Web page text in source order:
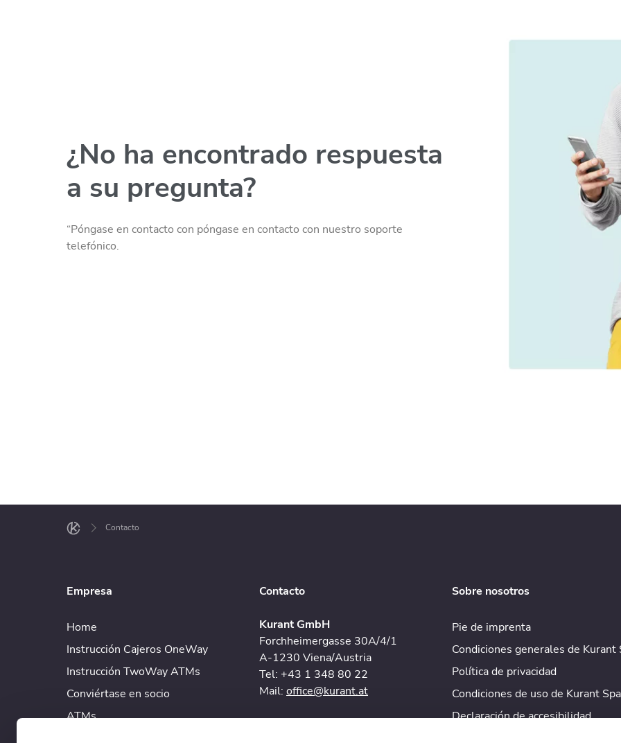
¿No ha encontrado respuesta
a su pregunta?
“Póngase en contacto con póngase en contacto con nuestro soporte
telefónico.
Contacto
Empresa
Home
Instrucción Cajeros OneWay
Instrucción TwoWay ATMs
Conviértase en socio
ATMs
Contacto
Kurant GmbH
Forchheimergasse 30A/4/1
A-1230 Viena/Austria
Tel: +43 1 348 80 22
Mail: office@kurant.at
Sobre nosotros
Pie de imprenta
Condiciones generales de Kurant
Política de privacidad
Condiciones de uso de Kurant
Declaración de accesibilidad